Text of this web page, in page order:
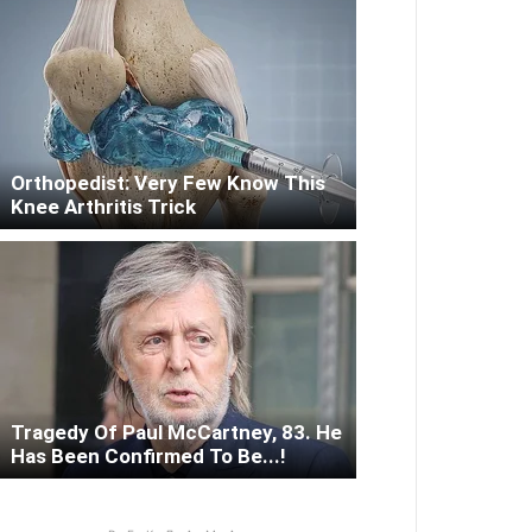
Orthopedist: Very Few Know This
Knee Arthritis Trick
Tragedy Of Paul McCartney, 83. He
Has Been Confirmed To Be...!